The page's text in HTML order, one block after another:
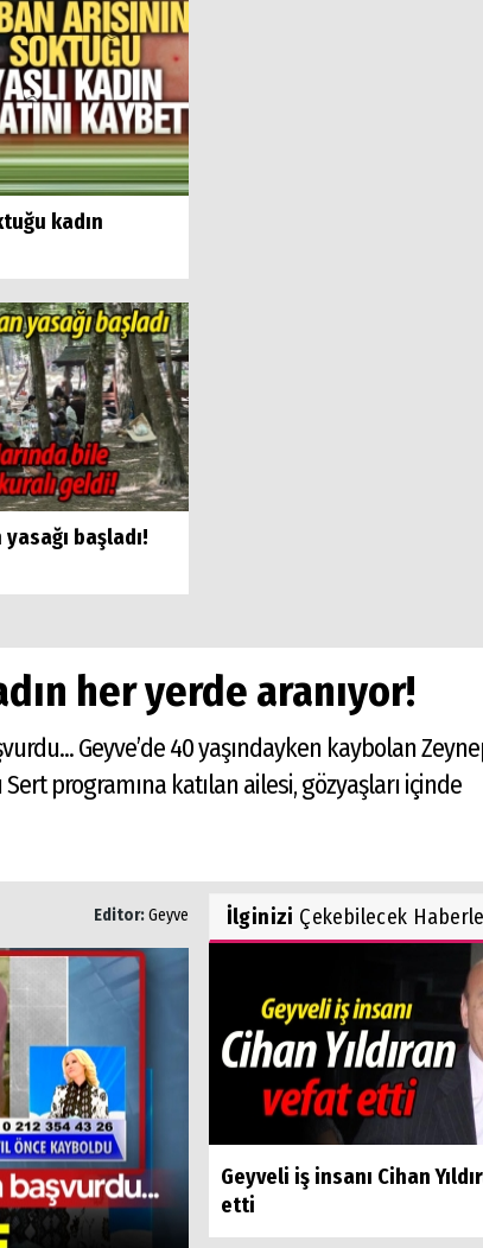
kadın
başladı!
her yerde aranıyor!
Geyve’de 40 yaşındayken kaybolan
Sert programına katılan ailesi, gözyaşları içinde
Editor:Geyve İlginizi Çekebilecek
Geyveli iş insanı Cihan
etti